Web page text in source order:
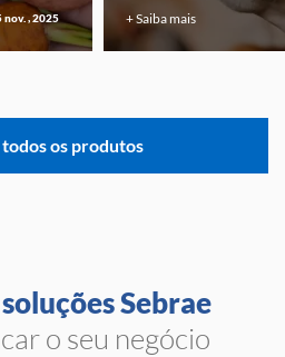
nov. , 2025 + Saiba mais
os produtos
Sebrae
o seu negócio